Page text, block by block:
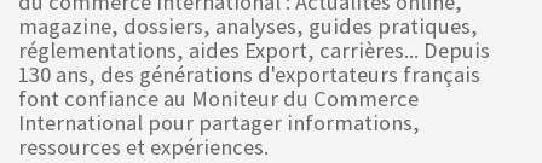
magazine, dossiers, analyses, guides pratiques,
réglementations, aides Export, carrières... Depuis
130 ans, des générations d'exportateurs français
font confiance au Moniteur du Commerce
International pour partager informations,
ressources et expériences.